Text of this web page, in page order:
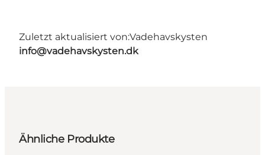
Zuletzt aktualisiert von:Vadehavskysten
info@vadehavskysten.dk
Ähnliche Produkte